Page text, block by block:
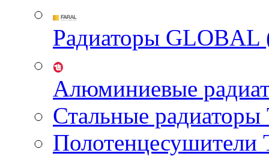
Радиаторы GLOBAL
Алюминиевые
Стальные